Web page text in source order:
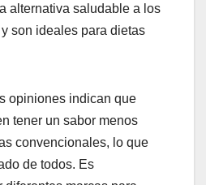
alternativa saludable a los
son ideales para dietas
opiniones indican que
tener un sabor menos
convencionales, lo que
de todos. Es